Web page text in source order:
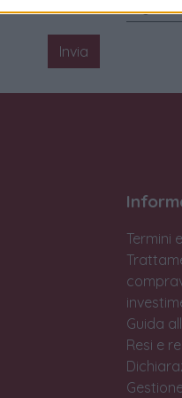
Invia
Sigillo
Termini
Guida
Resi e